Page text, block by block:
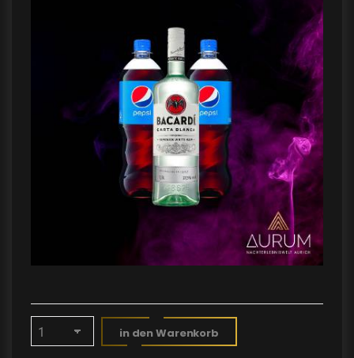
in den Warenkorb